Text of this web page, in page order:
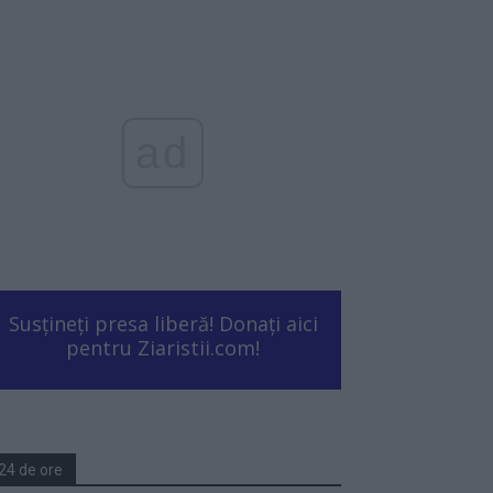
Susțineți presa liberă! Donați aici
pentru Ziaristii.com!
de ore